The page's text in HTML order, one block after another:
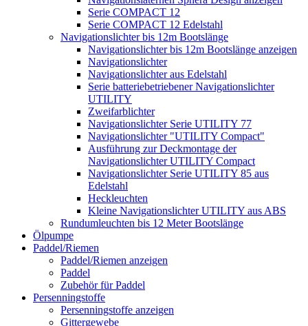
Serie COMPACT 12
Serie COMPACT 12 Edelstahl
Navigationslichter bis 12m Bootslänge
Navigationslichter bis 12m Bootslänge anzeigen
Navigationslichter
Navigationslichter aus Edelstahl
Serie batteriebetriebener Navigationslichter
UTILITY
Zweifarblichter
Navigationslichter Serie UTILITY 77
Navigationslichter "UTILITY Compact"
Ausführung zur Deckmontage der
Navigationslichter UTILITY Compact
Navigationslichter Serie UTILITY 85 aus
Edelstahl
Heckleuchten
Kleine Navigationslichter UTILITY aus ABS
Rundumleuchten bis 12 Meter Bootslänge
Ölpumpe
Paddel/Riemen
Paddel/Riemen anzeigen
Paddel
Zubehör für Paddel
Persenningstoffe
Persenningstoffe anzeigen
Gittergewebe